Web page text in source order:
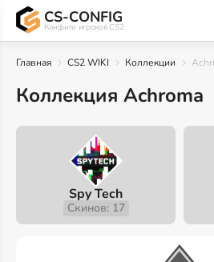
CS-CONFIG
Конфиги игроков CS2
Главная CS2 WIKI Коллекции
Коллекция Achroma
Spy Tech
Скинов: 17